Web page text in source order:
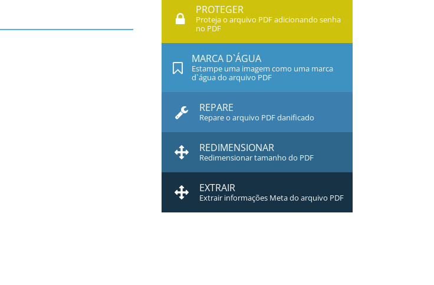
PROTEGER
Proteja o arquivo PDF adicionando senha
no PDF
MARCA D`ÁGUA
Estampe uma imagem como uma marca
d`água do arquivo PDF
REPARE
Repare o arquivo PDF danificado
REDIMENSIONAR
Redimensionar tamanho do PDF
EXTRAIR
Extrair informações Meta do arquivo PDF